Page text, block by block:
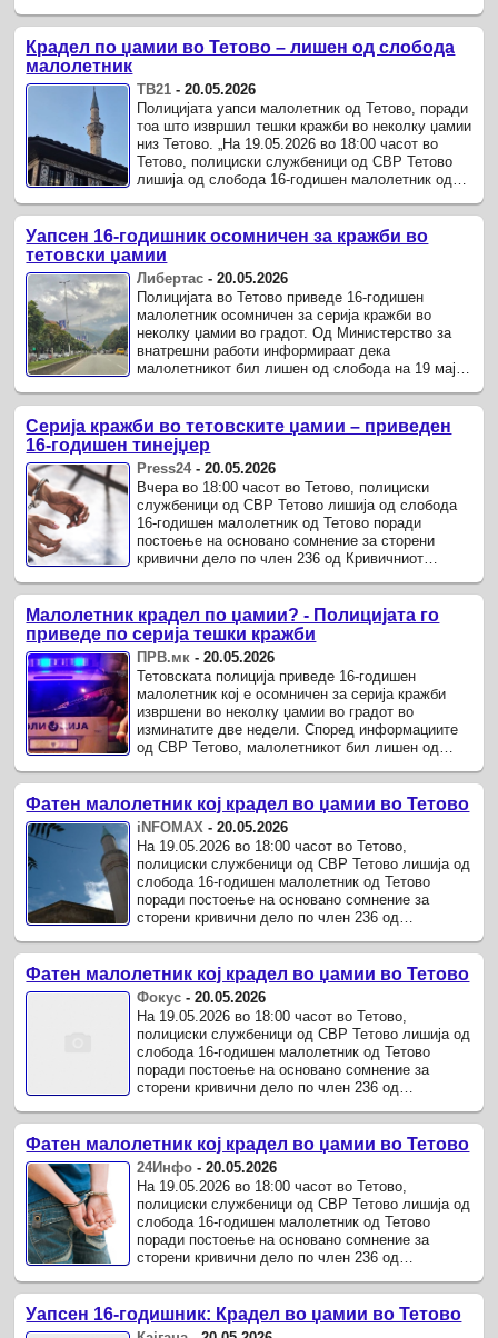
Крадел по џамии во Тетово – лишен од слобода
малолетник
ТВ21 -20.05.2026
Полицијата уапси малолетник од Тетово, поради
тоа што извршил тешки кражби во неколку џамии
низ Тетово. „На 19.05.2026 во 18:00 часот во
Тетово, полициски службеници од СВР Тетово
лишија од слобода 16-годишен малолетник од
Уапсен 16-годишник осомничен за кражби во
тетовски џамии
Либертас -20.05.2026
Полицијата во Тетово приведе 16-годишен
малолетник осомничен за серија кражби во
неколку џамии во градот. Од Министерство за
внатрешни работи информираат дека
малолетникот бил лишен од слобода на 19 мај
Серија кражби во тетовските џамии – приведен
16-годишен тинејџер
Press24-20.05.2026
Вчера во 18:00 часот во Тетово, полициски
службеници од СВР Тетово лишија од слобода
16-годишен малолетник од Тетово поради
постоење на основано сомнение за сторени
кривични дело по член 236 од Кривичниот
Малолетник крадел по џамии? - Полицијата го
приведе по серија тешки кражби
ПРВ.мк -20.05.2026
Тетовската полиција приведе 16-годишен
малолетник кој е осомничен за серија кражби
извршени во неколку џамии во градот во
изминатите две недели. Според информациите
од СВР Тетово, малолетникот бил лишен од
Фатен малолетник кој крадел во џамии во Тетово
iNFOMAX -20.05.2026
На 19.05.2026 во 18:00 часот во Тетово,
полициски службеници од СВР Тетово лишија од
слобода 16-годишен малолетник од Тетово
поради постоење на основано сомнение за
сторени кривични дело по член 236 од
Фатен малолетник кој крадел во џамии во Тетово
Фокус -20.05.2026
На 19.05.2026 во 18:00 часот во Тетово,
полициски службеници од СВР Тетово лишија од
слобода 16-годишен малолетник од Тетово
поради постоење на основано сомнение за
сторени кривични дело по член 236 од
Фатен малолетник кој крадел во џамии во Тетово
24Инфо -20.05.2026
На 19.05.2026 во 18:00 часот во Тетово,
полициски службеници од СВР Тетово лишија од
слобода 16-годишен малолетник од Тетово
поради постоење на основано сомнение за
сторени кривични дело по член 236 од
Уапсен 16-годишник: Крадел во џамии во Тетово